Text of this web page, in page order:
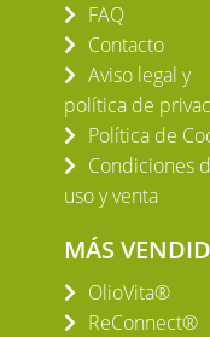
FAQ
Contacto
Aviso legal y
política de
Política de
Condiciones
uso y venta
MÁS
OlioVita®
ReConnect®